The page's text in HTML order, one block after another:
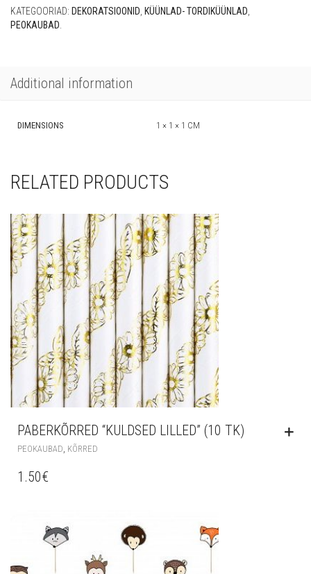
KATEGOORIAD: DEKORATSIOONID KÜÜNLAD- TORDIKÜÜNLAD
PEOKAUBAD
Additional information
DIMENSIONS 1 × 1 × 1 CM
RELATED PRODUCTS
PABERKÕRRED “KULDSED LILLED” (10 TK)
PEOKAUBAD, KÕRRED
1.50€